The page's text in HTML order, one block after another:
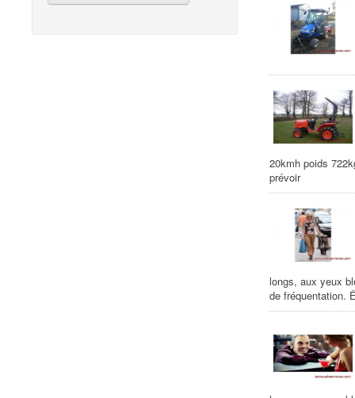
20kmh poids
prévoir
longs, aux yeux
de fréquentation.